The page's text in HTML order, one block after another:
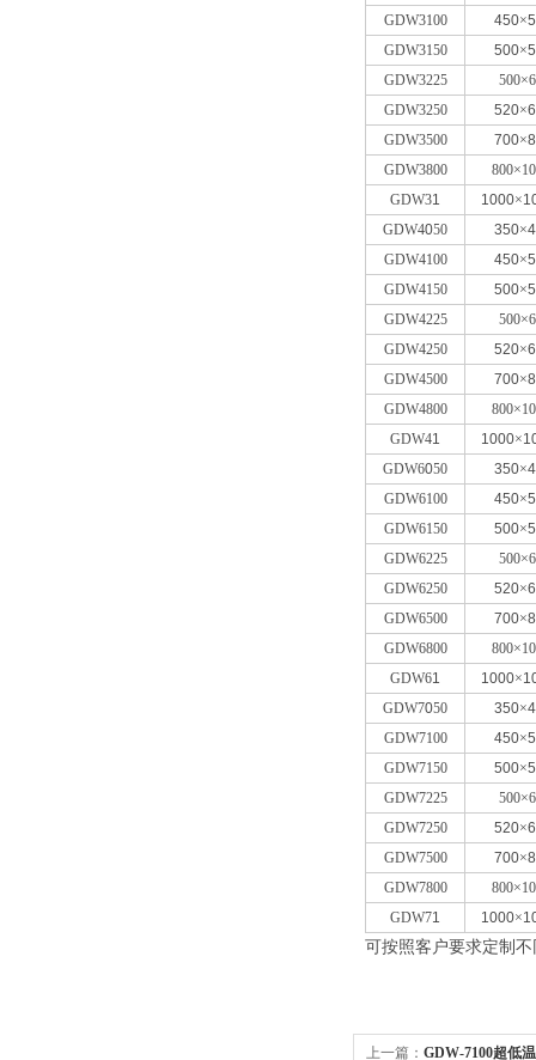
GDW3100
450×
GDW3150
500×
GDW3225
GDW3250
520×
GDW3500
700×
GDW3800
GDW31 1000×
GDW4050 350×
GDW4100
450×
GDW4150
500×
GDW4225
GDW4250
520×
GDW4500
700×
GDW4800
GDW41 1000×
GDW6050 350×
GDW6100
450×
GDW6150
500×
GDW6225
GDW6250
520×
GDW6500
700×
GDW6800
GDW61 1000×
GDW7050 350×
GDW7100
450×
GDW7150
500×
GDW7225
GDW7250
520×
GDW7500
700×
GDW7800
GDW71 1000×
可按照客户要求定制
上一篇： GDW-7100超低